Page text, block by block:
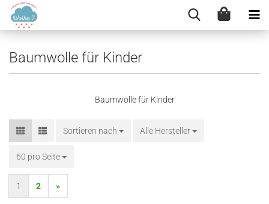
Baumwolle für Kinder
Baumwolle für Kinder
Sortieren nach
Sortieren nach Alle Hersteller
60 pro Seite
pro Seite
1 2 »